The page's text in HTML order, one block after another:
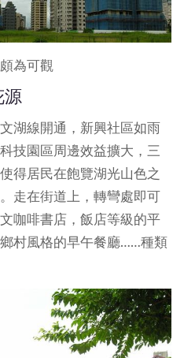
為可觀
湖線開通，新興社區如雨
技園區周邊效益擴大，三
得居民在飽覽湖光山色之
走在街道上，轉彎處即可
咖啡書店，飯店等級的平
村風格的早午餐廳……種類